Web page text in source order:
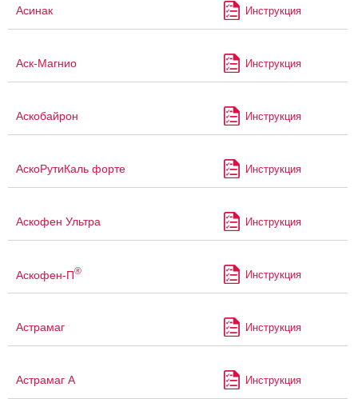
Асинак Инструкция
Аск-Магнио Инструкция
Аскобайрон Инструкция
АскоРутиКаль форте Инструкция
Аскофен Ультра Инструкция
Аскофен-П® Инструкция
Астрамаг Инструкция
Астрамаг А Инструкция